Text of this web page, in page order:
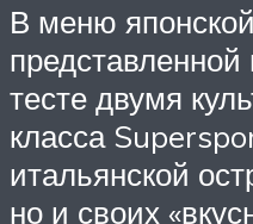
В меню
тесте двумя
класса
итальянской
но и своих